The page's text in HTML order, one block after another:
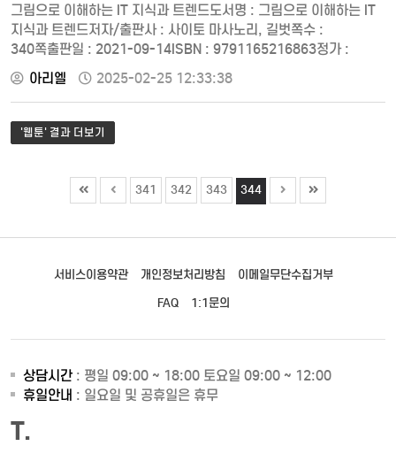
그림으로 이해하는 IT 지식과 트렌드도서명 : 그림으로 이해하는 IT
지식과 트렌드저자/출판사 : 사이토 마사노리, 길벗쪽수 :
340쪽출판일 : 2021-09-14ISBN : 9791165216863정가 :
180000장 : 최신 IT 트렌트를 바라보다 디지털이란 디지털이
가져오는 세 가지 가치와 혁신 1장 : 디지털 전환 가상 물리 시스템과
디지털 전환 디지털 전환이란? (1) 디지털 전환이란? (2) 디지털
전환에 이르는 세 단계 디지털 전환이 만들어 내는 두 가지 가치
아마존 : 디지털 전환에 가장 가까운 기업 …
아리엘 2025-02-25 12:33:38
'웹툰' 결과 더보기
341 342 343 344
서비스이용약관 개인정보처리방침
이메일무단수집거부
FAQ
1:1문의
상담시간: 평일 09:00 ~ 18:00 토요일 09:00 ~ 12:00
휴일안내 : 일요일 및 공휴일은 휴무
T.